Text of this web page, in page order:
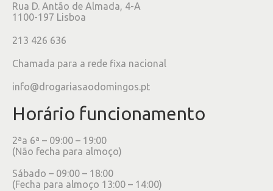
Rua D. Antão de Almada, 4-A
1100-197 Lisboa
213 426 636
Chamada para a rede fixa nacional
info@drogariasaodomingos.pt
Horário funcionamento
2ªa 6ª – 09:00 – 19:00
(Não fecha para almoço)
Sábado – 09:00 – 18:00
(Fecha para almoço 13:00 – 14:00)